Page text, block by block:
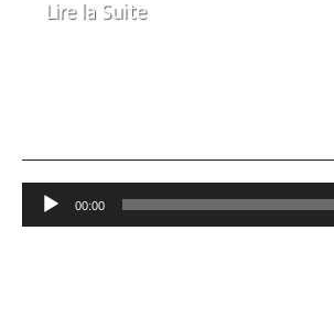
Lire la Suite
Lecteur
audio
00:00